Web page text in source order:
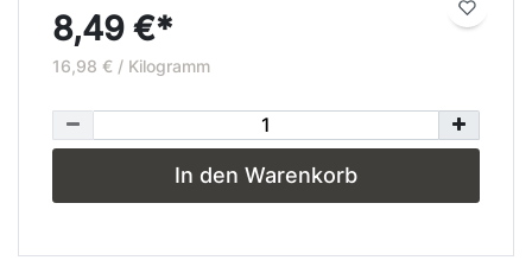
8,49 €*
16,98 € / Kilogramm
In den Warenkorb